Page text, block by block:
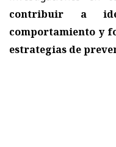
contribuir a
comportamiento y
estrategias de